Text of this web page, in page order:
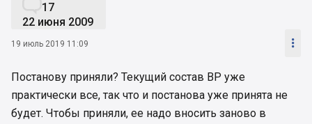
17
22 июня 2009
19 июль 2019 11:09 
Постанову приняли? Текущий состав ВР уже
практически все, так что и постанова уже принята не
будет. Чтобы приняли, ее надо вносить заново в